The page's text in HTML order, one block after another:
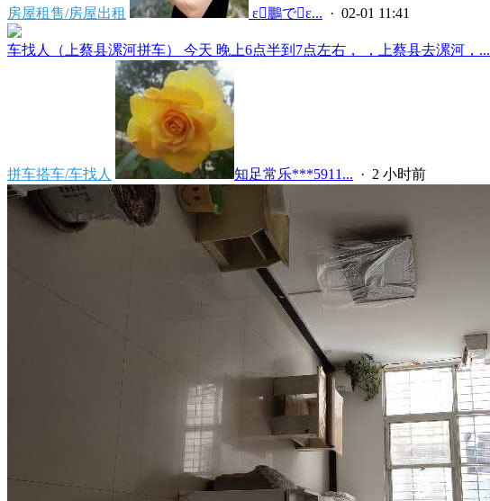
房屋租售/房屋出租  ε鵬でε... · 02-01 11:41
车找人（上蔡县漯河拼车） 今天 晚上6点半到7点左右， ，上蔡县去漯河，...
拼车搭车/车找人 知足常乐***5911... · 2 小时前